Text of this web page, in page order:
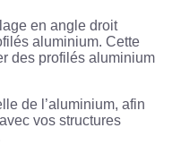
en angle droit
aluminium. Cette
des profilés aluminium
de l’aluminium, afin
vos structures